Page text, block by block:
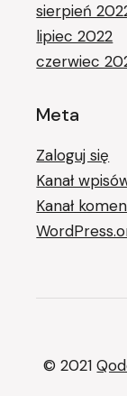
sierpień
lipiec 2022
czerwiec
Meta
Zaloguj się
Kanał
Kanał
© 2021